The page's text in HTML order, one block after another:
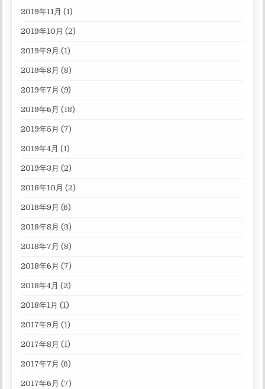
2019年11月 (1)
2019年10月 (2)
2019年9月 (1)
2019年8月 (8)
2019年7月 (9)
2019年6月 (18)
2019年5月 (7)
2019年4月 (1)
2019年3月 (2)
2018年10月 (2)
2018年9月 (6)
2018年8月 (3)
2018年7月 (8)
2018年6月 (7)
2018年4月 (2)
2018年1月 (1)
2017年9月 (1)
2017年8月 (1)
2017年7月 (6)
2017年6月 (7)